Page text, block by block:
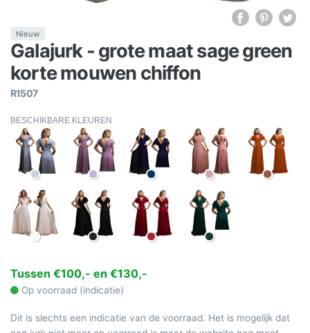
Nieuw
Galajurk - grote maat sage green
korte mouwen chiffon
R1507
BESCHIKBARE KLEUREN
Tussen €100,- en €130,-
Op voorraad (indicatie)
Dit is slechts een indicatie van de voorraad. Het is mogelijk dat